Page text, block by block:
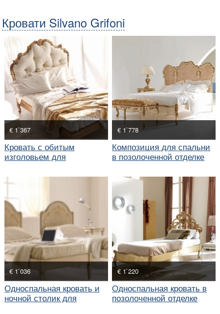
Кровати Silvano Grifoni
€ 1`367
Кровать с обитым
изголовьем для
€ 1`778
Композиция для спальни
в позолоченной отделке
€ 1`036
Односпальная кровать и
ночной столик для
€ 1`220
Односпальная кровать в
позолоченной отделке